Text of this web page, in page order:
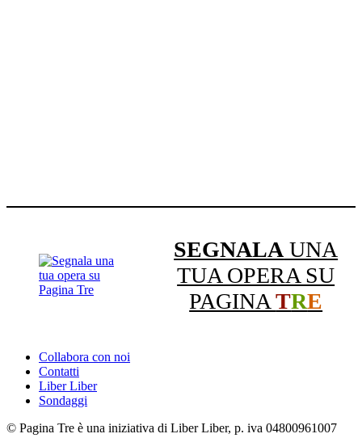
SEGNALA UNA
TUA OPERA SU
PAGINATRE
Collabora con noi
Contatti
Liber Liber
Sondaggi
© Pagina Tre è una iniziativa di Liber Liber, p. iva 04800961007